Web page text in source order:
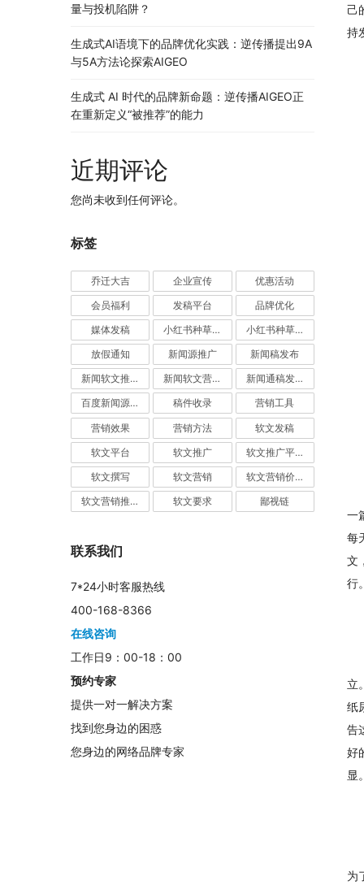
己
持
一
每
文
行
立
纸
告
好
显
为
量与投机陷阱？
生成式AI语境下的品牌优化实践：逆传播提出9A
与5A方法论探索AIGEO
生成式 AI 时代的品牌新命题：逆传播AIGEO正
在重新定义“被推荐”的能力
近期评论
您尚未收到任何评论。
标签
乔迁大吉 企业宣传 优惠活动
会员福利 发稿平台 品牌优化
媒体发稿 小红书种草推广 小红书种草营销
放假通知 新闻源推广 新闻稿发布
新闻软文推广发稿 新闻软文营销推广 新闻通稿发布推广
百度新闻源发布 稿件收录 营销工具
营销效果 营销方法 软文发稿
软文平台 软文推广 软文推广平台
软文撰写 软文营销 软文营销价值
软文营销推广 软文要求 鄙视链
联系我们
7*24小时客服热线
400-168-8366
在线咨询
工作日9：00-18：00
预约专家
提供一对一解决方案
找到您身边的困惑
您身边的网络品牌专家